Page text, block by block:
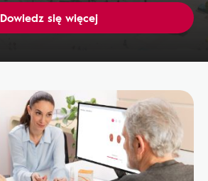
Dowiedz się więcej